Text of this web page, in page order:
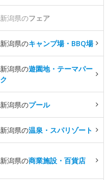
新潟県のフェア
新潟県のキャンプ場・BBQ場
新潟県の遊園地・テーマパー
ク
新潟県のプール
新潟県の温泉・スパリゾート
新潟県の商業施設・百貨店